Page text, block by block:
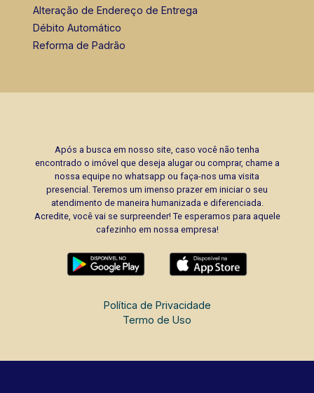
Alteração de Endereço de Entrega
Débito Automático
Reforma de Padrão
Após a busca em nosso site, caso você não tenha
encontrado o imóvel que deseja alugar ou comprar, chame a
nossa equipe no whatsapp ou faça-nos uma visita
presencial. Teremos um imenso prazer em iniciar o seu
atendimento de maneira humanizada e diferenciada.
Acredite, você vai se surpreender! Te esperamos para aquele
cafezinho em nossa empresa!
Política de Privacidade
Termo de Uso